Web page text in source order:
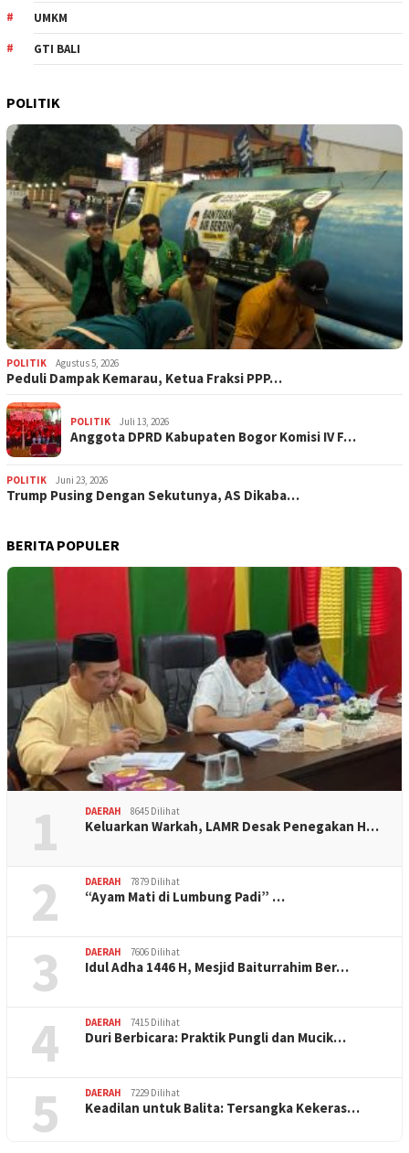
UMKM
GTI BALI
POLITIK
POLITIK Agustus 5, 2026
‎Peduli Dampak Kemarau, Ketua Fraksi PPP…
POLITIK Juli 13, 2026
Anggota DPRD Kabupaten Bogor Komisi IV F…
POLITIK Juni 23, 2026
Trump Pusing Dengan Sekutunya, AS Dikaba…
BERITA POPULER
1 DAERAH 8645 Dilihat
Keluarkan Warkah, LAMR Desak Penegakan H…
2 DAERAH 7879 Dilihat
“Ayam Mati di Lumbung Padi” …
3 DAERAH 7606 Dilihat
Idul Adha 1446 H, Mesjid Baiturrahim Ber…
4 DAERAH 7415 Dilihat
Duri Berbicara: Praktik Pungli dan Mucik…
5 DAERAH 7229 Dilihat
Keadilan untuk Balita: Tersangka Kekeras…